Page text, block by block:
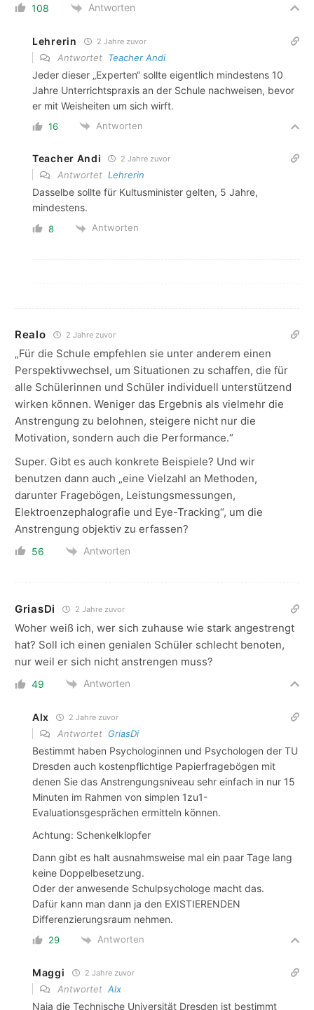
108 Antworten
Lehrerin 2 Jahre zuvor
Antwortet Teacher Andi
Jeder dieser „Experten“ sollte eigentlich mindestens 10
Jahre Unterrichtspraxis an der Schule nachweisen, bevor
er mit Weisheiten um sich wirft.
16 Antworten
Teacher Andi 2 Jahre zuvor
Antwortet Lehrerin
Dasselbe sollte für Kultusminister gelten, 5 Jahre,
mindestens.
8 Antworten
Realo 2 Jahre zuvor
„Für die Schule empfehlen sie unter anderem einen
Perspektivwechsel, um Situationen zu schaffen, die für
alle Schülerinnen und Schüler individuell unterstützend
wirken können. Weniger das Ergebnis als vielmehr die
Anstrengung zu belohnen, steigere nicht nur die
Motivation, sondern auch die Performance.“
Super. Gibt es auch konkrete Beispiele? Und wir
benutzen dann auch „eine Vielzahl an Methoden,
darunter Fragebögen, Leistungsmessungen,
Elektroenzephalografie und Eye-Tracking“, um die
Anstrengung objektiv zu erfassen?
56 Antworten
GriasDi 2 Jahre zuvor
Woher weiß ich, wer sich zuhause wie stark angestrengt
hat? Soll ich einen genialen Schüler schlecht benoten,
nur weil er sich nicht anstrengen muss?
49 Antworten
Alx 2 Jahre zuvor
Antwortet GriasDi
Bestimmt haben Psychologinnen und Psychologen der TU
Dresden auch kostenpflichtige Papierfragebögen mit
denen Sie das Anstrengungsniveau sehr einfach in nur 15
Minuten im Rahmen von simplen 1zu1-
Evaluationsgesprächen ermitteln können.
Achtung: Schenkelklopfer
Dann gibt es halt ausnahmsweise mal ein paar Tage lang
keine Doppelbesetzung.
Oder der anwesende Schulpsychologe macht das.
Dafür kann man dann ja den EXISTIERENDEN
Differenzierungsraum nehmen.
29 Antworten
Maggi 2 Jahre zuvor
Antwortet Alx
Naja die Technische Universität Dresden ist bestimmt